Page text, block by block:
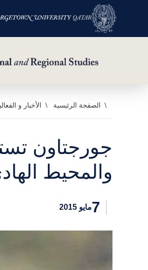
الصفحة الرئيسية الأخبار و
جورجتاون
والمحيط
7مايو 2015